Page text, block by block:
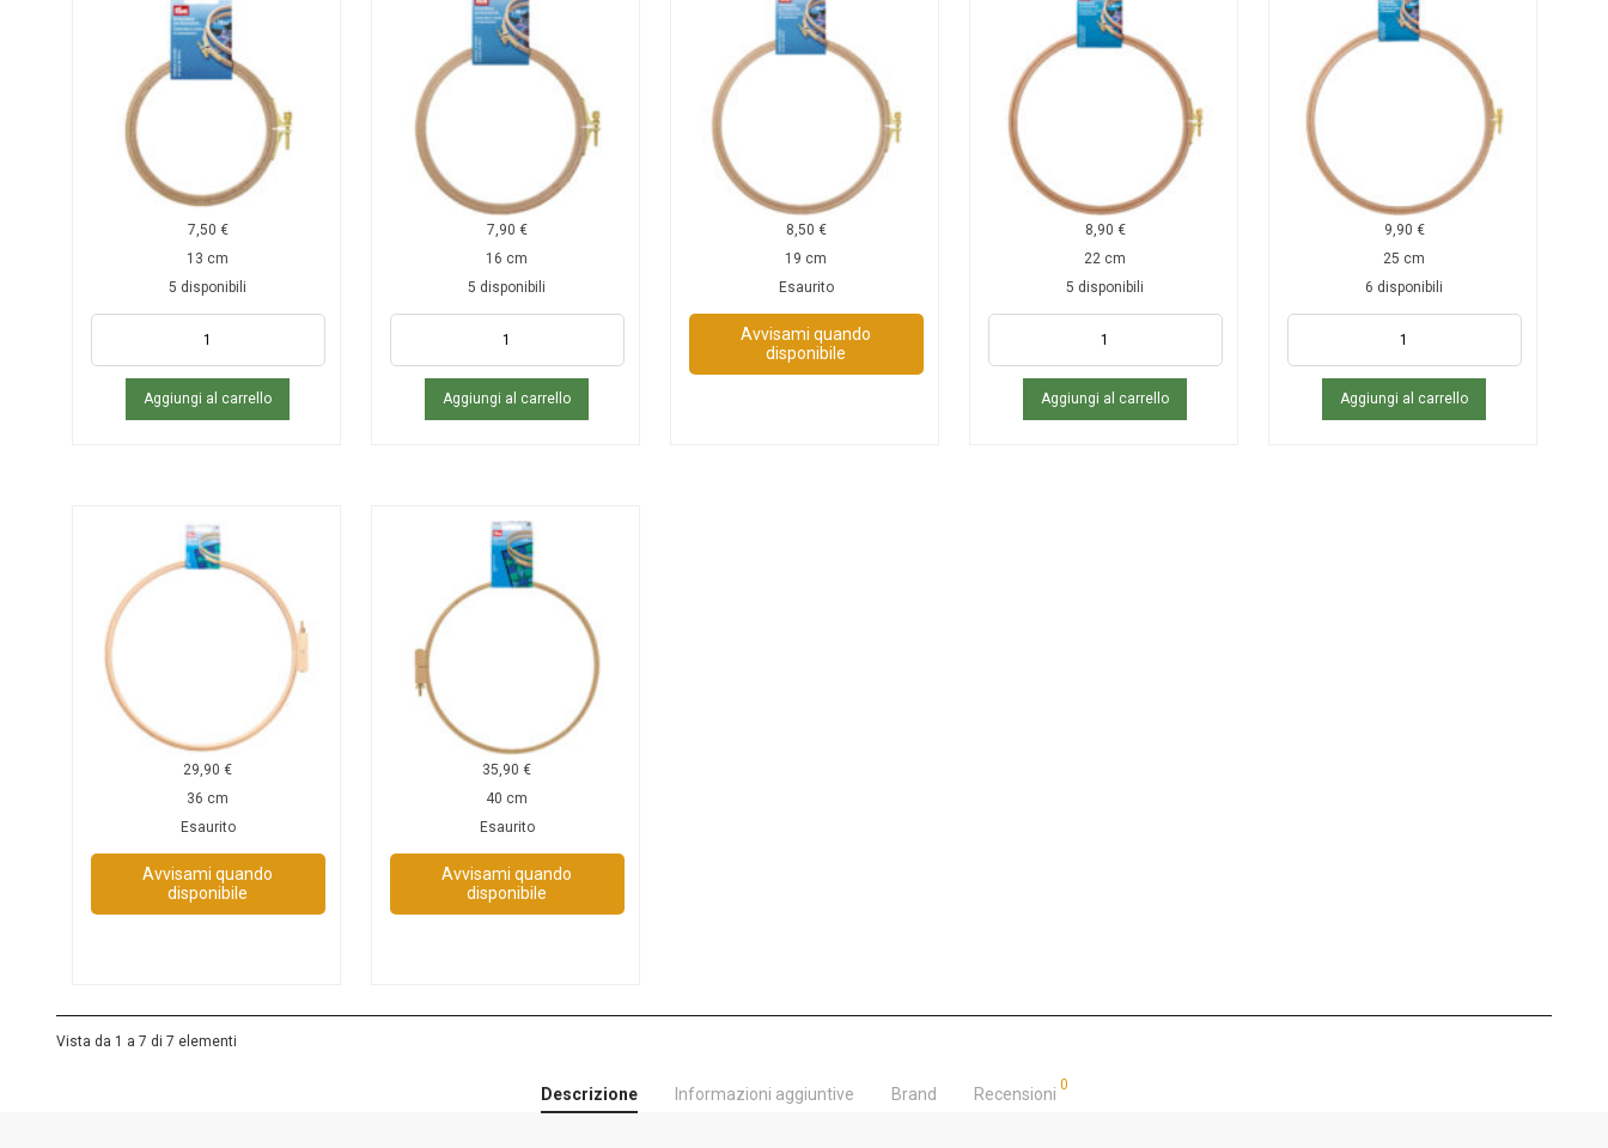
7,50 €
13 cm
5 disponibili
Aggiungi al carrello
7,90 €
16 cm
5 disponibili
Aggiungi al carrello
8,50 €
19 cm
Esaurito
Avvisami quando
disponibile
8,90 €
22 cm
5 disponibili
Aggiungi al carrello
9,90 €
25 cm
6 disponibili
Aggiungi al carrello
29,90 €
36 cm
Esaurito
Avvisami quando
disponibile
35,90 €
40 cm
Esaurito
Avvisami quando
disponibile
Vista da 1 a 7 di 7 elementi
Descrizione Informazioni aggiuntive Brand Recensioni 0